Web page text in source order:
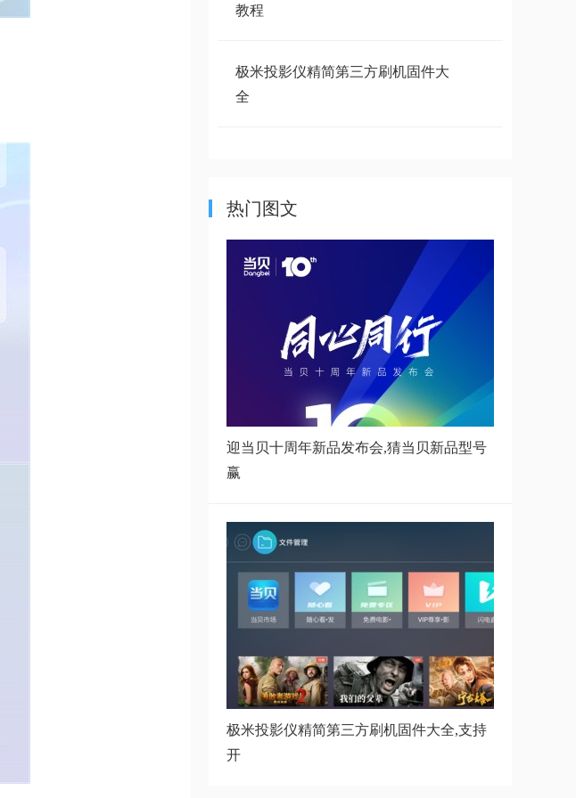
教程
极米投影仪精简第三方刷机固件大
全
哈趣K2投影仪评测首发:年轻范的
高品质投影
2024暖心礼物：哈趣投影K2，真
1080P白天一
哈趣投影里程碑式突破！斩获
LCD投影仪销售
哈趣K2和小明Q3Pro区别有哪些,
投影仪局域网共享怎么用？投影仪
访问电脑文
坚果g9移动定制版怎么破解?坚果
g9移动定制
热门图文
迎当贝十周年新品发布会,猜当贝新品型号
赢
极米投影仪精简第三方刷机固件大全,支持
开